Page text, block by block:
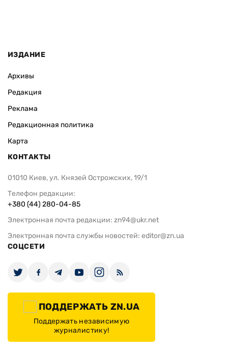
ИЗДАНИЕ
Архивы
Редакция
Реклама
Редакционная политика
Карта
КОНТАКТЫ
01010 Киев, ул. Князей Острожских, 19/1
Телефон редакции:
+380 (44) 280-04-85
Электронная почта редакции: zn94@ukr.net
Электронная почта службы новостей: editor@zn.ua
СОЦСЕТИ
ПОДДЕРЖАТЬ ZN.UA
Поддержать независимую
журналистику!